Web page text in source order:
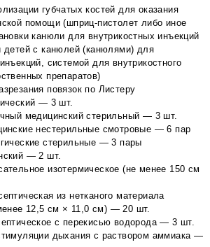
губчатых костей для оказания
помощи (шприц-пистолет либо иное
канюли для внутрикостных инъекций
детей с канюлей (канюлями) для
системой для внутрикостного
препаратов)
повязок по Листеру
— 3 шт.
медицинский стерильный — 3 шт.
нестерильные смотровые — 6 пар
стерильные — 3 пары
— 2 шт.
изотермическое (не менее 150 см
из нетканого материала
12,5 см × 11,0 см) — 20 шт.
с перекисью водорода — 3 шт.
дыхания с раствором аммиака —